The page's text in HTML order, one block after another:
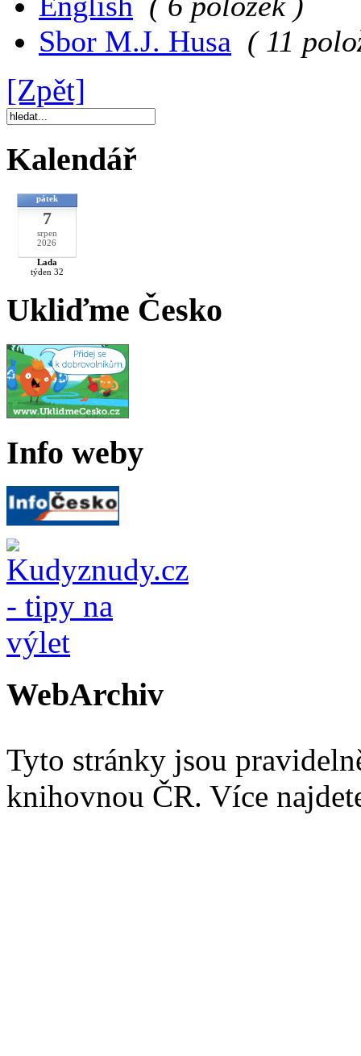
Sbor M.J. Husa ( 11
[Zpět]
Kalendář
pátek
7
srpen
2026
Lada
týden 32
Ukliďme Česko
Info weby
WebArchiv
Tyto stránky jsou
knihovnou ČR. Více